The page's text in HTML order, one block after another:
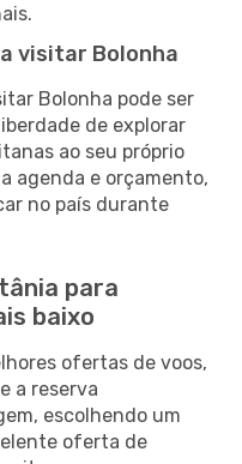
visitar Bolonha
Bolonha pode ser
de explorar
ao seu próprio
agenda e orçamento,
no país durante
para
baixo
ofertas de voos,
a reserva
escolhendo um
oferta de